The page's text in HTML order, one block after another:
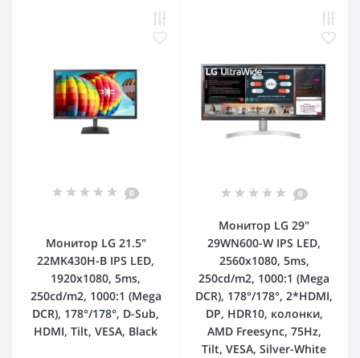
0
Монитор LG 21.5"
22MK430H-B IPS LED,
1920x1080, 5ms,
250cd/m2, 1000:1 (Mega
DCR), 178°/178°, D-Sub,
HDMI, Tilt, VESA, Black
0
Монитор LG 29"
29WN600-W IPS LED,
2560x1080, 5ms,
250cd/m2, 1000:1 (Mega
DCR), 178°/178°, 2*HDMI,
DP, HDR10, колонки,
AMD Freesync, 75Hz,
Tilt, VESA, Silver-White